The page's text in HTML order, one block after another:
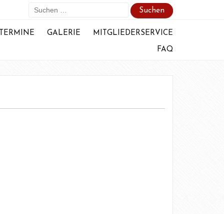
Suchen
nach:
TERMINE GALERIE MITGLIEDERSERVICE
FAQ